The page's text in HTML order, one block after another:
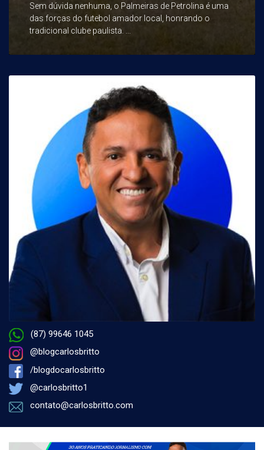
Sem dúvida nenhuma, o Palmeiras de Petrolina é uma
das forças do futebol amador local, honrando o
tradicional clube paulista. ...
(87) 99646 1045
@blogcarlosbritto
/blogdocarlosbritto
@carlosbritto1
contato@carlosbritto.com